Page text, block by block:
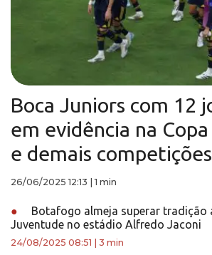
Boca Juniors com 12
em evidência na
e demais competições
26/06/2025 12:13 |1 min
●
Botafogo almeja superar tradição
Juventude no estádio Alfredo Jaconi
24/08/2025 08:51 3 min